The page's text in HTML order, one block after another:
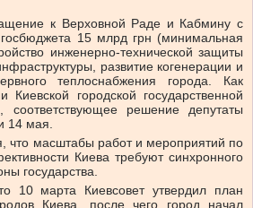
к Верховной Раде и Кабмину с
15 млрд грн (минимальная
инженерно-технической защиты
развитие когенерации и
теплоснабжения города.
Как
Киевской городской государственной
соответствующее решение депутаты
14 мая.
что масштабы работ и мероприятий по
Киева требуют синхронного
государства.
10 марта Киевсовет утвердил план
Киева, после чего город начал